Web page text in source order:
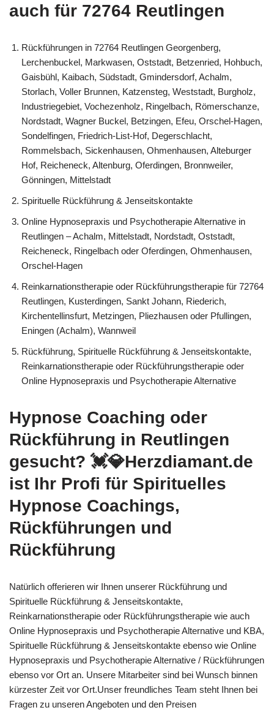
auch für 72764 Reutlingen
Rückführungen in 72764 Reutlingen Georgenberg,
Lerchenbuckel, Markwasen, Oststadt, Betzenried, Hohbuch,
Gaisbühl, Kaibach, Südstadt, Gmindersdorf, Achalm,
Storlach, Voller Brunnen, Katzensteg, Weststadt, Burgholz,
Industriegebiet, Vochezenholz, Ringelbach, Römerschanze,
Nordstadt, Wagner Buckel, Betzingen, Efeu, Orschel-Hagen,
Sondelfingen, Friedrich-List-Hof, Degerschlacht,
Rommelsbach, Sickenhausen, Ohmenhausen, Alteburger
Hof, Reicheneck, Altenburg, Oferdingen, Bronnweiler,
Gönningen, Mittelstadt
Spirituelle Rückführung & Jenseitskontakte
Online Hypnosepraxis und Psychotherapie Alternative in
Reutlingen – Achalm, Mittelstadt, Nordstadt, Oststadt,
Reicheneck, Ringelbach oder Oferdingen, Ohmenhausen,
Orschel-Hagen
Reinkarnationstherapie oder Rückführungstherapie für 72764
Reutlingen, Kusterdingen, Sankt Johann, Riederich,
Kirchentellinsfurt, Metzingen, Pliezhausen oder Pfullingen,
Eningen (Achalm), Wannweil
Rückführung, Spirituelle Rückführung & Jenseitskontakte,
Reinkarnationstherapie oder Rückführungstherapie oder
Online Hypnosepraxis und Psychotherapie Alternative
Hypnose Coaching oder
Rückführung in Reutlingen
gesucht? 💓️💎Herzdiamant.de
ist Ihr Profi für Spirituelles
Hypnose Coachings,
Rückführungen und
Rückführung
Natürlich offerieren wir Ihnen unserer Rückführung und
Spirituelle Rückführung & Jenseitskontakte,
Reinkarnationstherapie oder Rückführungstherapie wie auch
Online Hypnosepraxis und Psychotherapie Alternative und KBA,
Spirituelle Rückführung & Jenseitskontakte ebenso wie Online
Hypnosepraxis und Psychotherapie Alternative / Rückführungen
ebenso vor Ort an. Unsere Mitarbeiter sind bei Wunsch binnen
kürzester Zeit vor Ort.Unser freundliches Team steht Ihnen bei
Fragen zu unseren Angeboten und den Preisen